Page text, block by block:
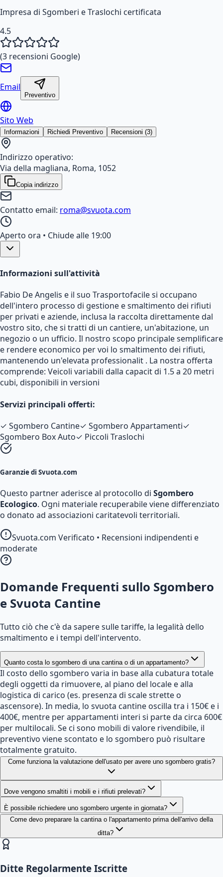
Impresa di Sgomberi e Traslochi certificata
4.5
(3 recensioni Google)
Email
Preventivo
Sito Web
Informazioni Richiedi Preventivo Recensioni (3)
Indirizzo operativo:
Via della magliana, Roma, 1052
Copia indirizzo
Contatto email: roma@svuota.com
Aperto ora • Chiude alle 19:00
Informazioni sull'attività
Fabio De Angelis e il suo Trasportofacile si occupano
dell'intero processo di gestione e smaltimento dei rifiuti
per privati e aziende, inclusa la raccolta direttamente dal
vostro sito, che si tratti di un cantiere, un'abitazione, un
negozio o un ufficio. Il nostro scopo principale semplificare
e rendere economico per voi lo smaltimento dei rifiuti,
mantenendo un'elevata professionalit . La nostra offerta
comprende: Veicoli variabili dalla capacit di 1.5 a 20 metri
cubi, disponibili in versioni
Servizi principali offerti:
✓ Sgombero Cantine✓ Sgombero Appartamenti✓
Sgombero Box Auto✓ Piccoli Traslochi
Garanzie di Svuota.com
Questo partner aderisce al protocollo di Sgombero
Ecologico. Ogni materiale recuperabile viene differenziato
o donato ad associazioni caritatevoli territoriali.
Svuota.com Verificato • Recensioni indipendenti e
moderate
Domande Frequenti sullo Sgombero
e Svuota Cantine
Tutto ciò che c'è da sapere sulle tariffe, la legalità dello
smaltimento e i tempi dell'intervento.
Quanto costa lo sgombero di una cantina o di un appartamento?
Il costo dello sgombero varia in base alla cubatura totale
degli oggetti da rimuovere, al piano del locale e alla
logistica di carico (es. presenza di scale strette o
ascensore). In media, lo svuota cantine oscilla tra i 150€ e i
400€, mentre per appartamenti interi si parte da circa 600€
per multilocali. Se ci sono mobili di valore rivendibile, il
preventivo viene scontato e lo sgombero può risultare
totalmente gratuito.
Come funziona la valutazione dell'usato per avere uno sgombero gratis?
Dove vengono smaltiti i mobili e i rifiuti prelevati?
È possibile richiedere uno sgombero urgente in giornata?
Come devo preparare la cantina o l'appartamento prima dell'arrivo della
ditta?
Ditte Regolarmente Iscritte